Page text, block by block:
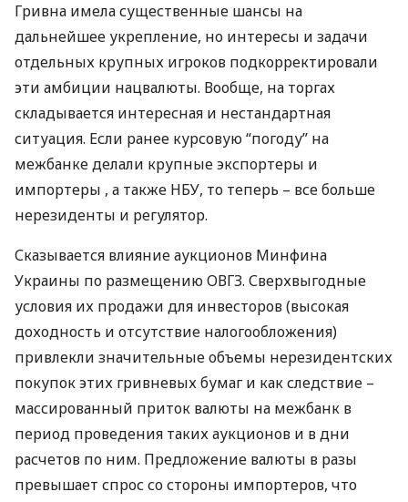
Гривна имела существенные шансы на
дальнейшее укрепление, но интересы и задачи
отдельных крупных игроков подкорректировали
эти амбиции нацвалюты. Вообще, на торгах
складывается интересная и нестандартная
ситуация. Если ранее курсовую “погоду” на
межбанке делали крупные экспортеры и
импортеры , а также НБУ, то теперь – все больше
нерезиденты и регулятор.
Сказывается влияние аукционов Минфина
Украины по размещениюОВГЗ. Сверхвыгодные
условия их продажи для инвесторов (высокая
доходность и отсутствие налогообложения)
привлекли значительные объемы нерезидентских
покупок этих гривневых бумаг и как следствие –
массированный приток валюты на межбанк в
период проведения таких аукционов и в дни
расчетов по ним. Предложение валюты в разы
превышает спрос со стороны импортеров, что